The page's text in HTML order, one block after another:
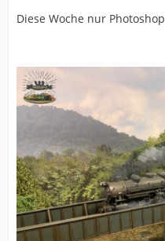
Diese Woche nur Photoshop